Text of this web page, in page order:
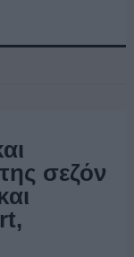
σεζόν